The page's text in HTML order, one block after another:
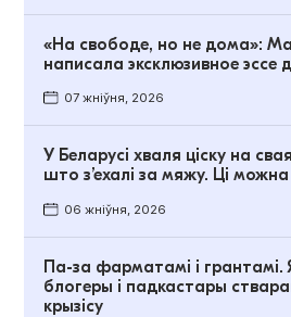
«На свободе, но не дома»:
написала эксклюзивное эссе
07 жніўня, 2026
У Беларусі хваля ціску на
што з’ехалі за мяжу. Ці
06 жніўня, 2026
Па-за фарматамі і грантамі.
блогеры і падкастары
крызісу